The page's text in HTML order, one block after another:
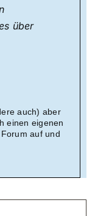
über
auch) aber
einen eigenen
auf und